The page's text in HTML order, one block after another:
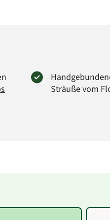
Sträuße vom